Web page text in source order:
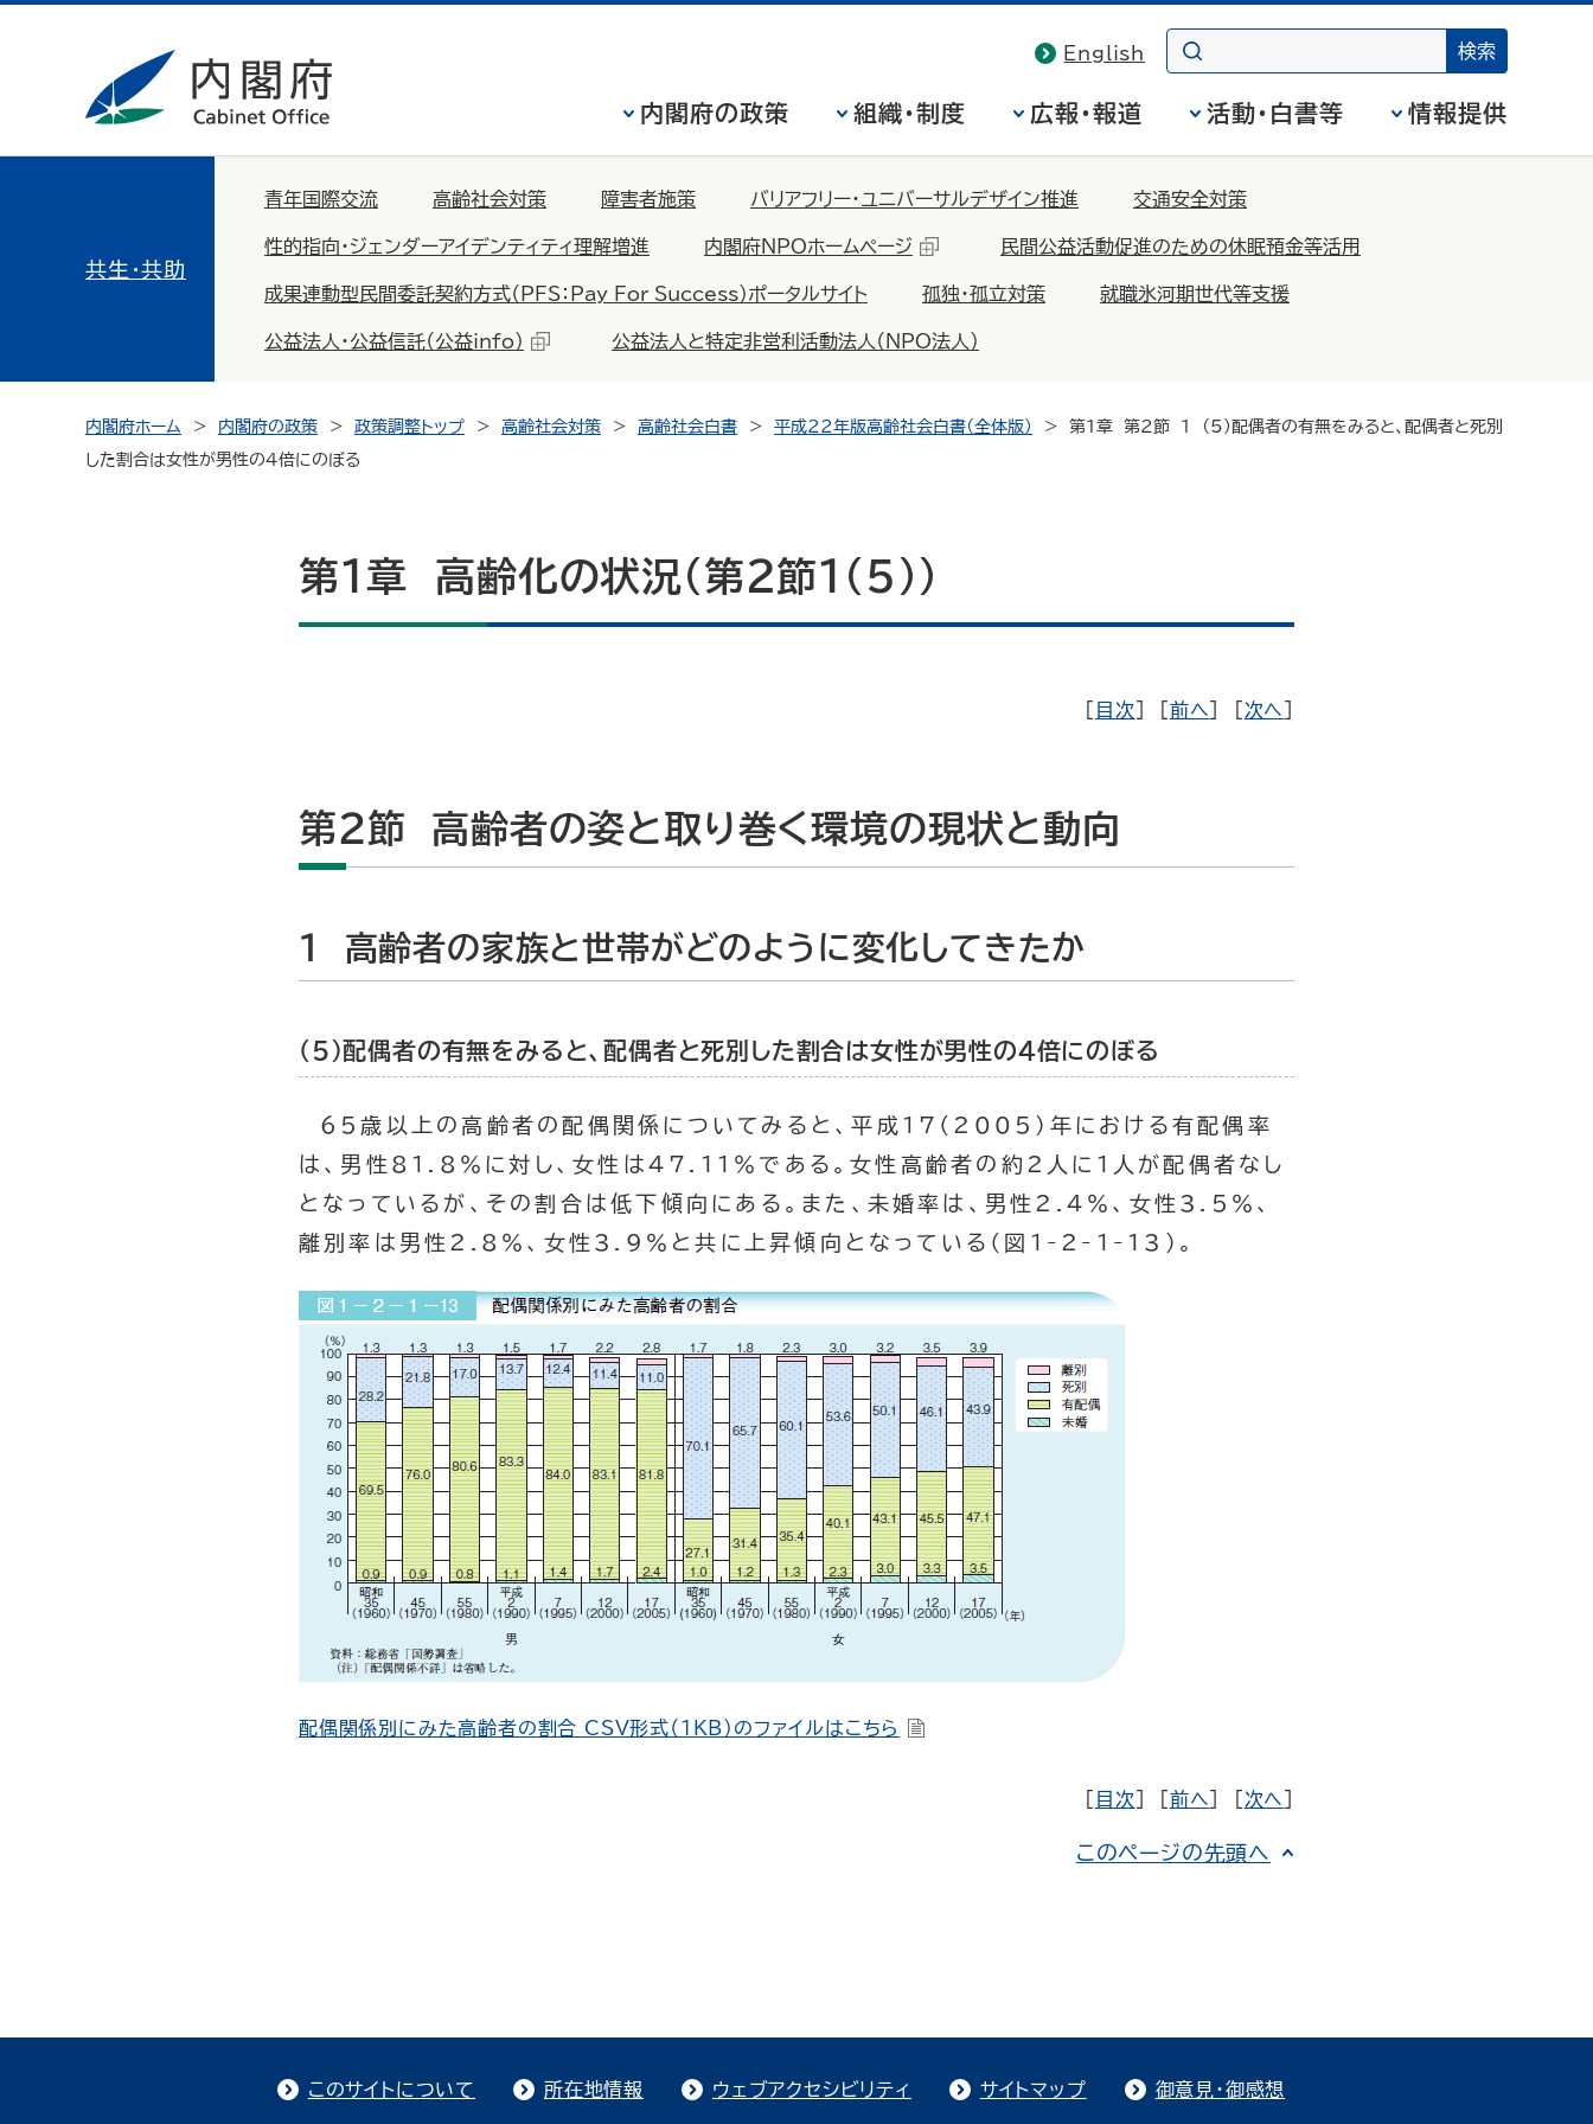
English
内閣府の政策 組織・制度 広報・報道 活動・白書等 情報提供
共生・共助
青年国際交流 高齢社会対策 障害者施策 バリアフリー・ユニバーサルデザイン推進 交通安全対策
性的指向・ジェンダーアイデンティティ理解増進 内閣府NPOホームページ 民間公益活動促進のための休眠預金等活用
成果連動型民間委託契約方式（PFS：Pay For Success）ポータルサイト 孤独・孤立対策 就職氷河期世代等支援
公益法人・公益信託（公益info） 公益法人と特定非営利活動法人（NPO法人）
内閣府ホーム 内閣府の政策 政策調整トップ 高齢社会対策 高齢社会白書 平成22年版高齢社会白書（全体版）
第1章 第2節 1 （5）配偶者の有無をみると、配偶者と死別
した割合は女性が男性の４倍にのぼる
第1章 高齢化の状況（第2節1（5））
目次 前へ 次へ
第2節 高齢者の姿と取り巻く環境の現状と動向
1 高齢者の家族と世帯がどのように変化してきたか
（5）配偶者の有無をみると、配偶者と死別した割合は女性が男性の４倍にのぼる
65歳以上の高齢者の配偶関係についてみると、平成17（2005）年における有配偶率
は、男性81.8％に対し、女性は47.1１％である。女性高齢者の約2人に1人が配偶者なし
となっているが、その割合は低下傾向にある。また、未婚率は、男性2.4％、女性3.5％、
離別率は男性2.8％、女性3.9％と共に上昇傾向となっている（図1-2-1-13）。
配偶関係別にみた高齢者の割合 CSV形式（1KB）のファイルはこちら
目次 前へ 次へ
このページの先頭へ
このサイトについて 所在地情報 ウェブアクセシビリティ サイトマップ 御意見・御感想